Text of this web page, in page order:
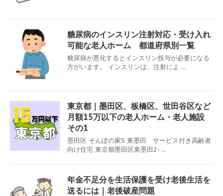
糖尿病のインスリン注射対応・受け入れ
可能な老人ホーム 都道府県別一覧
糖尿病が悪化するとインスリン投与が必要になる
方がいます。 インスリンは、注射によ ...
東京都｜墨田区、板橋区、世田谷区など
月額15万以下の老人ホーム・老人施設
その1
墨田区 そんぽの家S 東墨田 サービス付き高齢者
向け住宅 東京都墨田区東墨田2- ...
年金不足分を生活保護を受け老後生活を
送るには｜老後破産問題